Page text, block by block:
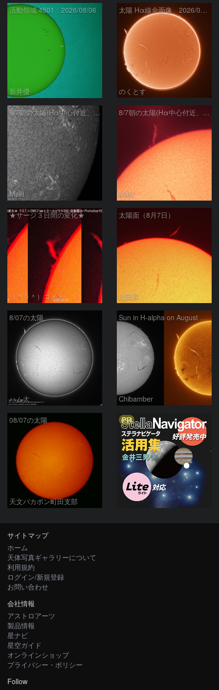
活動領域 4501：2026/08/06
新井優
太陽 Hα線全面像 2026/08/07
のくとす
8/7朝の太陽(Hα中心付近、4498、4502付近)
Maki
8/7朝の太陽(Hα中心付近、プロミネンス)
Maki
★サージ３日間の変化★
（＾０＾）コメト
太陽面（8月7日）
山田昇
8/07の太陽
ハム太
Sun in H-alpha on August 7, 2026
Chibamber
08/07の太陽
天文バカボン町田支部
PR
サイトマップ
ホーム
天体写真ギャラリーについて
利用規約
ログイン/新規登録
お問い合わせ
会社情報
アストロアーツ
製品情報
星ナビ
星空ガイド
オンラインショップ
プライバシー・ポリシー
Follow